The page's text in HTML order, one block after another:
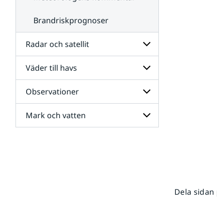
Brandriskprognoser
Radar och satellit
Undersidor
för
Radar
och
satellit
Väder till havs
Undersidor
för
Väder
till
havs
Observationer
Undersidor
för
Mark och vatten
Dela sidan